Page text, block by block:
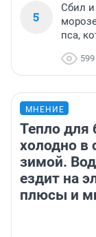
5
Сбил и
пса,
599
МНЕНИЕ
Тепло для
холодно в
зимой.
ездит на
плюсы и